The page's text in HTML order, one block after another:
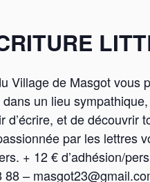
Village de Masgot vous
un lieu
d’écrire, et de découvrir
par les lettres
+ 12 € d’adhésion/
–